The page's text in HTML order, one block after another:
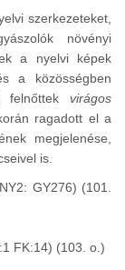
szerkezeteket,
növényi
a nyelvi képek
a közösségben
felnőttek virágos
ragadott el a
megjelenése,
is.
GY276) (101.
FK:14) (103. o.)